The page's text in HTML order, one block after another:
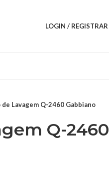
LOGIN / REGISTRAR
de Lavagem Q-2460 Gabbiano
Q-2460